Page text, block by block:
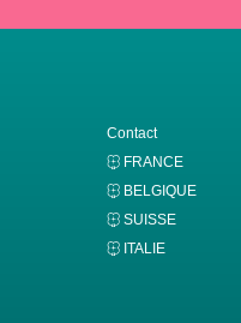
Contact
FRANCE
BELGIQUE
SUISSE
ITALIE